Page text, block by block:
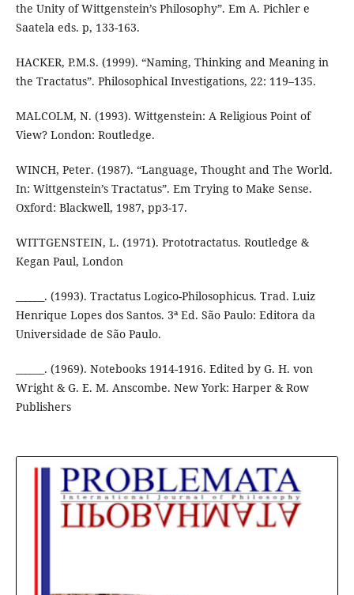
the Unity of Wittgenstein’s Philosophy”. Em A. Pichler e
Saatela eds. p, 133-163.
HACKER, P.M.S. (1999). “Naming, Thinking and Meaning in
the Tractatus”. Philosophical Investigations, 22: 119–135.
MALCOLM, N. (1993). Wittgenstein: A Religious Point of
View? London: Routledge.
WINCH, Peter. (1987). “Language, Thought and The World.
In: Wittgenstein’s Tractatus”. Em Trying to Make Sense.
Oxford: Blackwell, 1987, pp3-17.
WITTGENSTEIN, L. (1971). Prototractatus. Routledge &
Kegan Paul, London
______. (1993). Tractatus Logico-Philosophicus. Trad. Luiz
Henrique Lopes dos Santos. 3ª Ed. São Paulo: Editora da
Universidade de São Paulo.
______. (1969). Notebooks 1914-1916. Edited by G. H. von
Wright & G. E. M. Anscombe. New York: Harper & Row
Publishers